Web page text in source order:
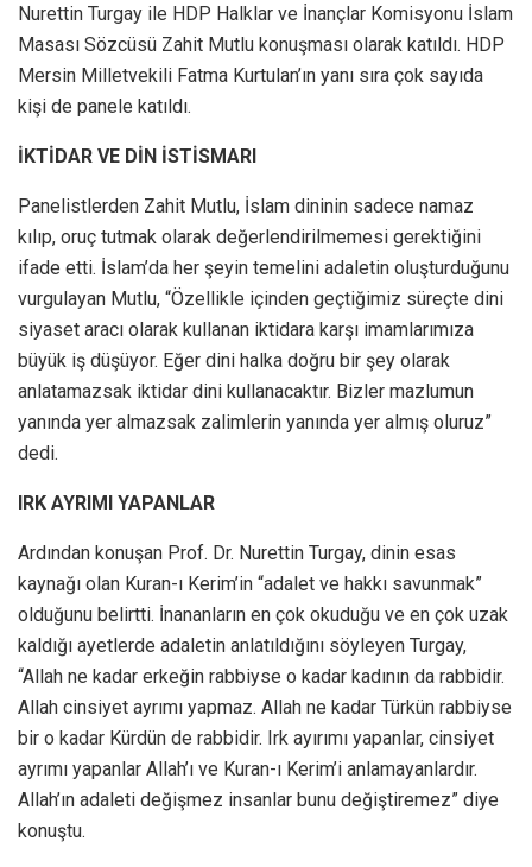
Nurettin Turgay ile HDP Halklar ve İnançlar Komisyonu İslam
Masası Sözcüsü Zahit Mutlu konuşması olarak katıldı. HDP
Mersin Milletvekili Fatma Kurtulan’ın yanı sıra çok sayıda
kişi de panele katıldı.
İKTİDAR VE DİN İSTİSMARI
Panelistlerden Zahit Mutlu, İslam dininin sadece namaz
kılıp, oruç tutmak olarak değerlendirilmemesi gerektiğini
ifade etti. İslam’da her şeyin temelini adaletin oluşturduğunu
vurgulayan Mutlu, “Özellikle içinden geçtiğimiz süreçte dini
siyaset aracı olarak kullanan iktidara karşı imamlarımıza
büyük iş düşüyor. Eğer dini halka doğru bir şey olarak
anlatamazsak iktidar dini kullanacaktır. Bizler mazlumun
yanında yer almazsak zalimlerin yanında yer almış oluruz”
dedi.
IRK AYRIMI YAPANLAR
Ardından konuşan Prof. Dr. Nurettin Turgay, dinin esas
kaynağı olan Kuran-ı Kerim’in “adalet ve hakkı savunmak”
olduğunu belirtti. İnananların en çok okuduğu ve en çok uzak
kaldığı ayetlerde adaletin anlatıldığını söyleyen Turgay,
“Allah ne kadar erkeğin rabbiyse o kadar kadının da rabbidir.
Allah cinsiyet ayrımı yapmaz. Allah ne kadar Türkün rabbiyse
bir o kadar Kürdün de rabbidir. Irk ayırımı yapanlar, cinsiyet
ayrımı yapanlar Allah’ı ve Kuran-ı Kerim’i anlamayanlardır.
Allah’ın adaleti değişmez insanlar bunu değiştiremez” diye
konuştu.